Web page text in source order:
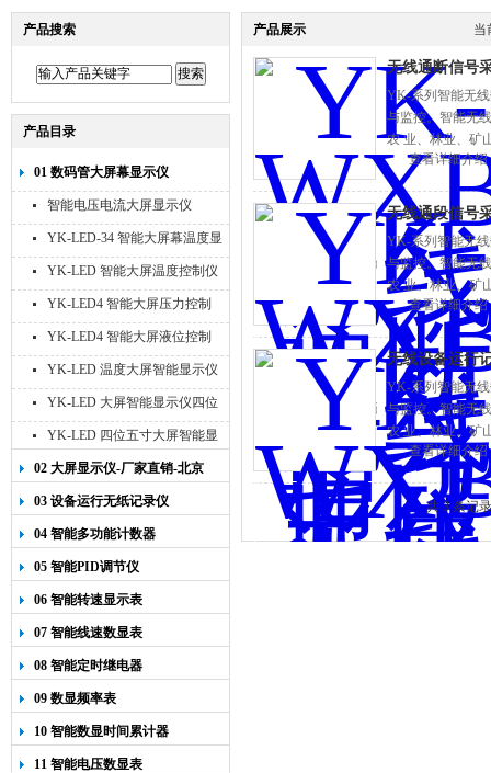
产品搜索
产品目录
01 数码管大屏幕显示仪
智能电压电流大屏显示仪
YK-LED-34 智能大屏幕温度显
示仪
YK-LED 智能大屏温度控制仪
YK-LED4 智能大屏压力控制
仪
YK-LED4 智能大屏液位控制
仪
YK-LED 温度大屏智能显示仪
四位十寸
YK-LED 大屏智能显示仪四位
八寸
YK-LED 四位五寸大屏智能显
示仪
02 大屏显示仪-厂家直销-北京
宇科泰吉
03 设备运行无纸记录仪
04 智能多功能计数器
05 智能PID调节仪
06 智能转速显示表
07 智能线速数显表
08 智能定时继电器
09 数显频率表
10 智能数显时间累计器
11 智能电压数显表
产品展示 当
无线通断信号
YK-系列智能无
与监控。智能无
农 业、林业、矿
查看详细介绍
无线通段信号
YK-系列智能无
与监控。智能无
农 业、林业、矿
查看详细介绍
无线设备运行
YK-系列智能无
与监控。智能无
农 业、林业、矿
查看详细介绍
共 3 条记